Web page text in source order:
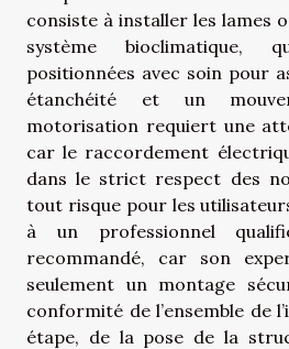
consiste à installer les lames
système bioclimatique,
positionnées avec soin pour
étanchéité et un
motorisation requiert une
car le raccordement
dans le strict respect des
tout risque pour les
à un professionnel
recommandé, car son
seulement un montage
conformité de l’ensemble de
étape, de la pose de la